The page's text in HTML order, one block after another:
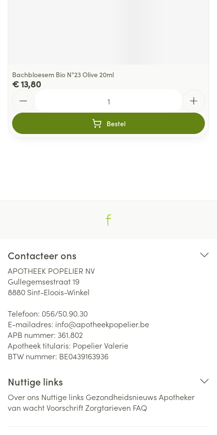
Bachbloesem Bio N°23 Olive 20ml
€ 13,80
Bestel
Contacteer ons
APOTHEEK POPELIER NV
Gullegemsestraat 19
8880 Sint-Eloois-Winkel
Telefoon: 056/50.90.30
E-mailadres: info@apotheekpopelier.be
APB nummer: 361.802
Apotheek titularis: Popelier Valerie
BTW nummer: BE0439163936
Nuttige links
Over ons Nuttige links Gezondheidsnieuws Apotheker
van wachtVoorschriftZorgtarieven FAQ